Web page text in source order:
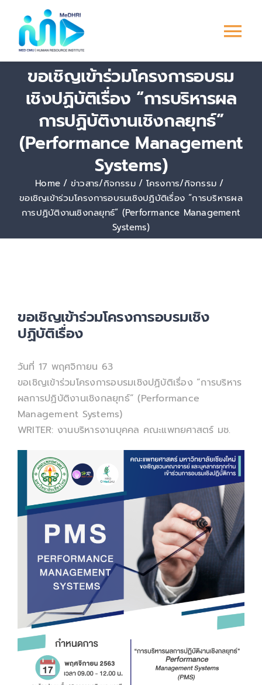
content
หน้าแรก
การพัฒนาบุคลากร
ระบบ PMS
Culture &
Engagement
ขอเชิญเข้าร่วมโครงการอบรม
เชิงปฏิบัติเรื่อง “การบริหารผล
การปฏิบัติงานเชิงกลยุทธ์”
(Performance Management
Systems)
Home ข่าวสาร/กิจกรรม
โครงการ/กิจกรรม
ขอเชิญเข้าร่วมโครงการอบรมเชิงปฏิบัติเรื่อง “การบริหารผล
การปฏิบัติงานเชิงกลยุทธ์” (Performance Management
Systems)
ขอเชิญเข้าร่วมโครงการอบรมเชิง
ปฏิบัติเรื่อง
วันที่ 17 พฤศจิกายน 63
ขอเชิญเข้าร่วมโครงการอบรมเชิงปฏิบัติเรื่อง “การบริหาร
ผลการปฏิบัติงานเชิงกลยุทธ์” (Performance
Management Systems)
WRITER: งานบริหารงานบุคคล คณะแพทยศาสตร์ มช.